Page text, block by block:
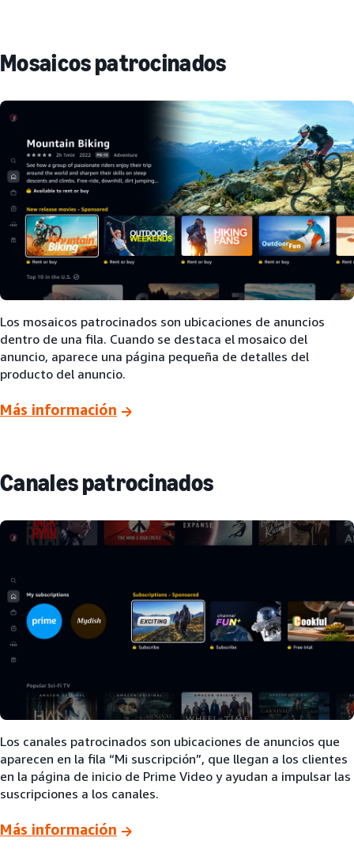
Mosaicos patrocinados
Los mosaicos patrocinados son ubicaciones de anuncios
dentro de una fila. Cuando se destaca el mosaico del
anuncio, aparece una página pequeña de detalles del
producto del anuncio.
Más información
Canales patrocinados
Los canales patrocinados son ubicaciones de anuncios que
aparecen en la fila “Mi suscripción”, que llegan a los clientes
en la página de inicio de Prime Video y ayudan a impulsar las
suscripciones a los canales.
Más información